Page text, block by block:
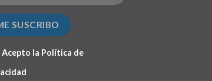
Acepto la Política de